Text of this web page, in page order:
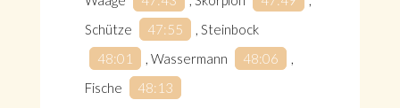
Schütze
47:55
, Steinbock
48:01
, Wassermann 48:06
,
Fische
48:13